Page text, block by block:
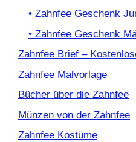
• Zahnfee Geschenk
• Zahnfee Geschenk
Zahnfee Brief –
Zahnfee Malvorlage
Bücher über die Zahnfee
Münzen von der Zahnfee
Zahnfee Kostüme